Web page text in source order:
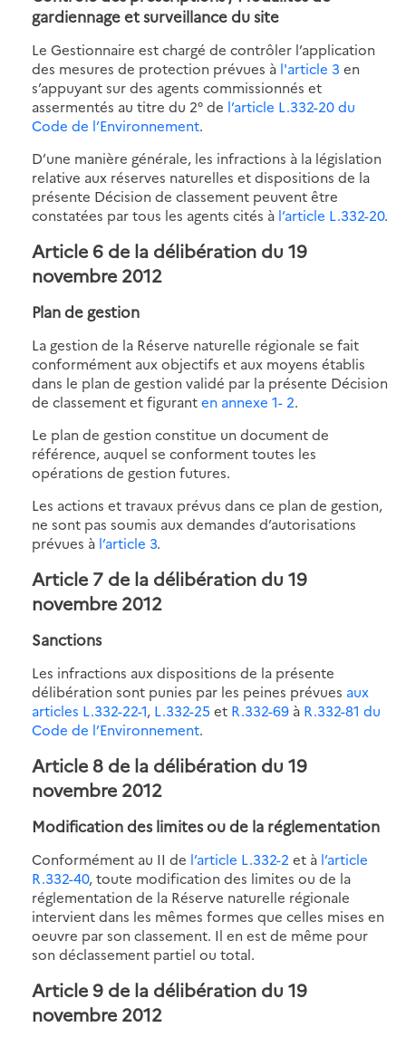
gardiennage et surveillance du site
Le Gestionnaire est chargé de contrôler l’application
des mesures de protection prévues à l'article 3 en
s’appuyant sur des agents commissionnés et
assermentés au titre du 2° de l’article L.332-20 du
Code de l’Environnement.
D’une manière générale, les infractions à la législation
relative aux réserves naturelles et dispositions de la
présente Décision de classement peuvent être
constatées par tous les agents cités à l’article L.332-20.
Article 6 de la délibération du 19
novembre 2012
Plan de gestion
La gestion de la Réserve naturelle régionale se fait
conformément aux objectifs et aux moyens établis
dans le plan de gestion validé par la présente Décision
de classement et figuranten annexe 1- 2.
Le plan de gestion constitue un document de
référence, auquel se conforment toutes les
opérations de gestion futures.
Les actions et travaux prévus dans ce plan de gestion,
ne sont pas soumis aux demandes d’autorisations
prévues à l’article 3.
Article 7 de la délibération du 19
novembre 2012
Sanctions
Les infractions aux dispositions de la présente
délibération sont punies par les peines prévues aux
articles L.332-22-1, L.332-25 et R.332-69 à R.332-81 du
Code de l’Environnement.
Article 8 de la délibération du 19
novembre 2012
Modification des limites ou de la réglementation
Conformément au II de l’article L.332-2 et à l’article
R.332-40, toute modification des limites ou de la
réglementation de la Réserve naturelle régionale
intervient dans les mêmes formes que celles mises en
oeuvre par son classement. Il en est de même pour
son déclassement partiel ou total.
Article 9 de la délibération du 19
novembre 2012